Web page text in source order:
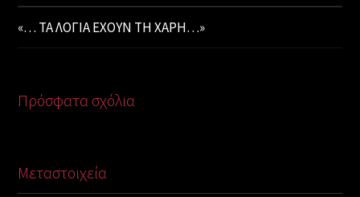
«… ΤΑ ΛΟΓΙΑ ΕΧΟΥΝ ΤΗ ΧΑΡΗ…»
Πρόσφατα σχόλια
Μεταστοιχεία